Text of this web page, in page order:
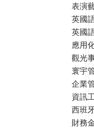
表演
英國
英國
應用
觀光
寰宇
企業
資訊
西班
財務